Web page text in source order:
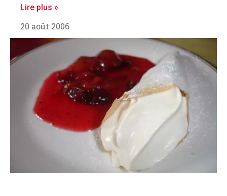
Lire plus »
20 août 2006